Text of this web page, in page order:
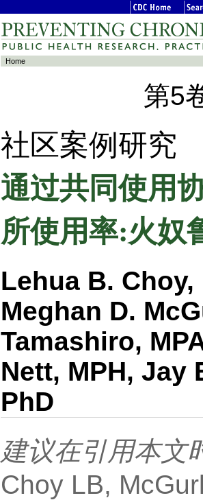
Home
第5
社区案例研究
通过共同使用
所使用率:火奴
Lehua B. Choy,
Meghan D.
Tamashiro,
Nett, MPH, Jay
PhD
建议在引用本文
Choy LB,